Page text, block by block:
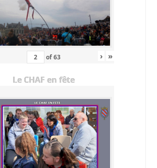
of63 › »
Le CHAF en fête